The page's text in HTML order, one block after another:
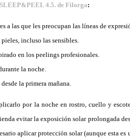
SLEEP&PEEL 4.5. de Filorga:
a las que les preocupan las líneas de
incluso las sensibles.
en los peelings profesionales.
la noche.
la primera mañana.
por la noche en rostro, cuello y
evitar la exposición solar prolongada
aplicar protección solar (aunque esta